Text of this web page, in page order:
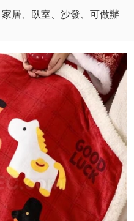
居、臥室、沙發、可做辦